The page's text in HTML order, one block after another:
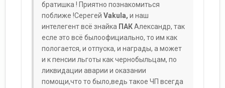
братишка ! Приятно познакомиться
поближе !Серегей Vakula, и наш
интелегент всё знайка ПАКАлександр, так
есле это всё былоофициально, то им как
пологается, и отпуска, и награды, а может
и к пенсии льготы как чернобыльцам, по
ликвидации аварии и оказании
помощи,что то было,ведь такое ЧП всегда